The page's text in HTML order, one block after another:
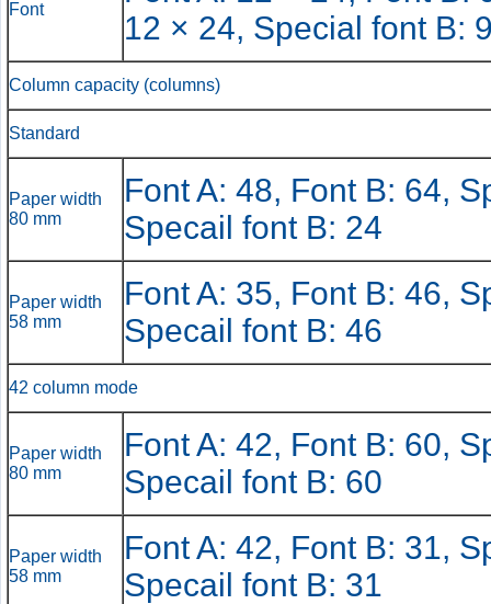
Font
12 × 24, Special font B:
Column capacity (columns)
Standard
Paper width
80 mm
Font A: 48, Font B: 64,
Specail font B: 24
Paper width
58 mm
Font A: 35, Font B: 46,
Specail font B: 46
42 column mode
Paper width
80 mm
Font A: 42, Font B: 60,
Specail font B: 60
Paper width
58 mm
Font A: 42, Font B: 31,
Specail font B: 31